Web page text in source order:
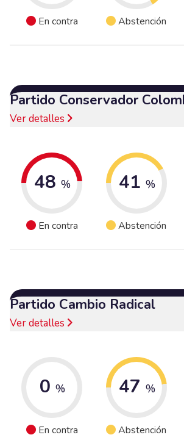
En contra Abstención
Partido Conservador
Ver detalles
48 %
En contra
41 %
Abstención
Partido Cambio Radical
Ver detalles
0 %
En contra
47 %
Abstención